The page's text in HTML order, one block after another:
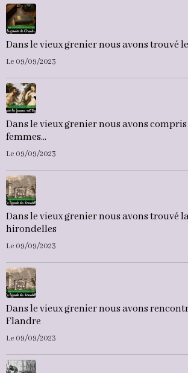
Dans le vieux grenier nous avons trouvé
Le 09/09/2023
Dans le vieux grenier nous avons
femmes...
Le 09/09/2023
Dans le vieux grenier nous avons trouvé
hirondelles
Le 09/09/2023
Dans le vieux grenier nous avons
Flandre
Le 09/09/2023